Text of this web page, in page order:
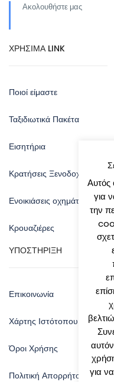
Ακολουθήστε μας
ΧΡΗΣΙΜΑ LINK
Ποιοί είμαστε
Ταξιδιωτικά Πακέτα
Εισητήρια
Κρατήσεις Ξενοδοχείων
Ενοικιάσεις οχημάτων
Κρουαζιέρες
ΥΠΟΣΤΗΡΙΞΗ
Επικοινωνία
Χάρτης Ιστότοπου
Όροι Χρήσης
Πολιτική Απορρήτου
Αυτός
για
την
για